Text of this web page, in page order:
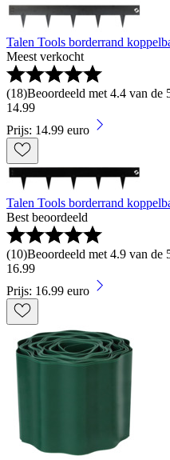
Talen Tools borderrand
Meest verkocht
(18)Beoordeeld met 4.4 van de
14.99
Prijs: 14.99 euro
Talen Tools borderrand
Best beoordeeld
(10)Beoordeeld met 4.9 van de
16.99
Prijs: 16.99 euro